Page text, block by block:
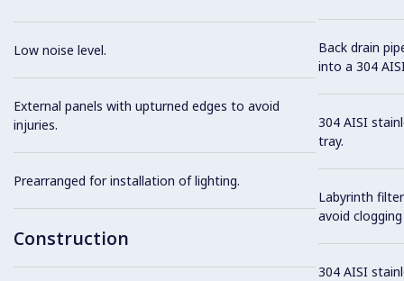
Low noise level.
External panels with upturned edges to avoid
injuries.
Prearranged for installation of lighting.
Construction
Back drain
into a 304
304 AISI
tray.
Labyrinth
avoid
304 AISI